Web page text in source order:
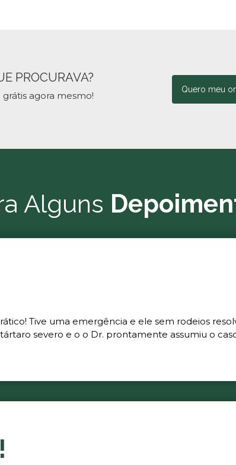
PROCURAVA?
agora mesmo!
Quero meu
Alguns
Tive uma emergência e ele sem rodeios
severo e o o Dr. prontamente assumiu o